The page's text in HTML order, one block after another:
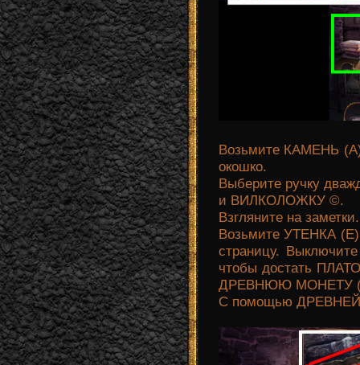
Возьмите КАМЕНЬ
окошко.
Выберите ручку
и ВИЛКОЛОЖКУ ©.
Взгляните на
Возьмите УТЕНКА
страницу.
чтобы достать
ДРЕВНЮЮ МОНЕТУ
С помощью